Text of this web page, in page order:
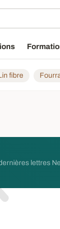
fibre
lettres